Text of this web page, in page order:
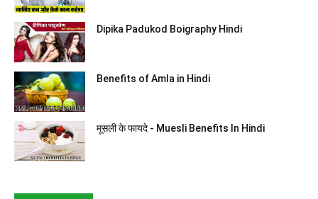
Dipika Padukod Boigraphy Hindi
Benefits of Amla in Hindi
मूसली के फायदे - Muesli Benefits In Hindi